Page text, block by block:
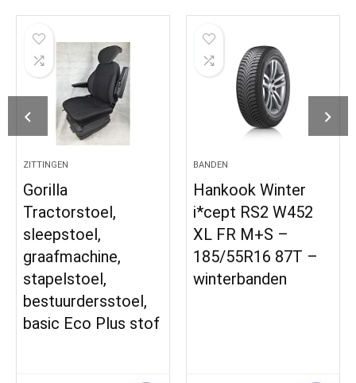
ZITTINGEN
Gorilla
Tractorstoel,
sleepstoel,
graafmachine,
stapelstoel,
bestuurdersstoel,
basic Eco Plus stof
BANDEN
Hankook Winter
i*cept RS2 W452
XL FR M+S –
185/55R16 87T –
winterbanden